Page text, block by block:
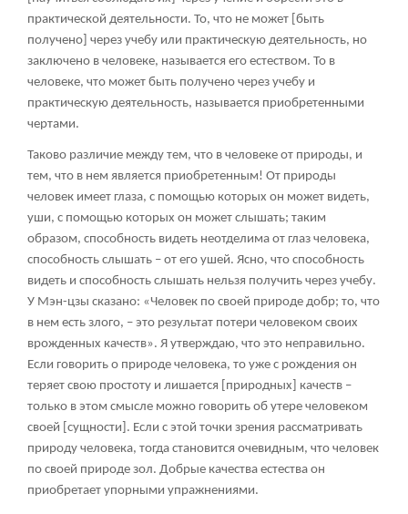
практической деятельности. То, что не может [быть
получено] через учебу или практическую деятельность, но
заключено в человеке, называется его естеством. То в
человеке, что может быть получено через учебу и
практическую деятельность, называется приобретенными
чертами.
Таково различие между тем, что в человеке от природы, и
тем, что в нем является приобретенным! От природы
человек имеет глаза, с помощью которых он может видеть,
уши, с помощью которых он может слышать; таким
образом, способность видеть неотделима от глаз человека,
способность слышать – от его ушей. Ясно, что способность
видеть и способность слышать нельзя получить через учебу.
У Мэн-цзы сказано: «Человек по своей природе добр; то, что
в нем есть злого, – это результат потери человеком своих
врожденных качеств». Я утверждаю, что это неправильно.
Если говорить о природе человека, то уже с рождения он
теряет свою простоту и лишается [природных] качеств –
только в этом смысле можно говорить об утере человеком
своей [сущности]. Если с этой точки зрения рассматривать
природу человека, тогда становится очевидным, что человек
по своей природе зол. Добрые качества естества он
приобретает упорными упражнениями.